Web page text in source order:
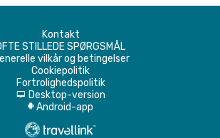
Kontakt
STILLEDE SPØRGSMÅL
vilkår og betingelser
Cookiepolitik
Fortrolighedspolitik
d Desktop-version
A Android-app